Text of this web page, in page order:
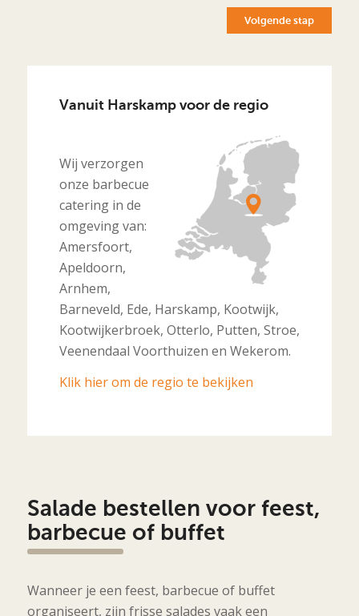
Volgende stap
Vanuit Harskamp voor de regio
Wij verzorgen
onze barbecue
catering in de
omgeving van:
Amersfoort,
Apeldoorn,
Arnhem,
Barneveld, Ede, Harskamp, Kootwijk,
Kootwijkerbroek, Otterlo, Putten, Stroe,
Veenendaal Voorthuizen en Wekerom.
Klik hier om de regio te bekijken
Salade bestellen voor feest,
barbecue of buffet
Wanneer je een feest, barbecue of buffet
organiseert, zijn frisse salades vaak een